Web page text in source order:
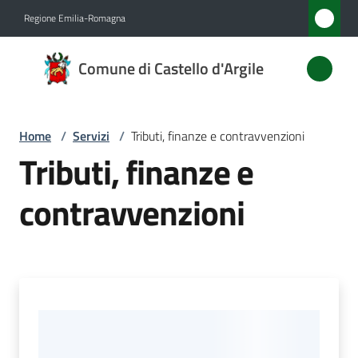
Regione Emilia-Romagna
Comune di Castello d'Argile
Comune
di
d'Argile
Home / Servizi / Tributi, finanze e contravvenzioni
Tributi, finanze e
contravvenzioni